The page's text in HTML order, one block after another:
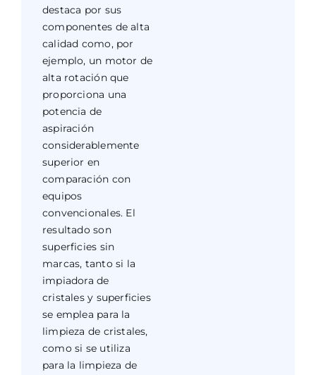
destaca por sus
componentes de alta
calidad como, por
ejemplo, un motor de
alta rotación que
proporciona una
potencia de
aspiración
considerablemente
superior en
comparación con
equipos
convencionales. El
resultado son
superficies sin
marcas, tanto si la
impiadora de
cristales y superficies
se emplea para la
limpieza de cristales,
como si se utiliza
para la limpieza de